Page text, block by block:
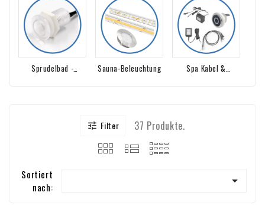
Sprudelbad -
Sauna-Beleuchtung
Spa Kabel &
 Filter 37 Produkte.
Sortiert
nach:
